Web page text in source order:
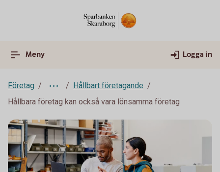
Meny Logga in
Företag
Hållbart företagande
Hållbara företag kan också vara lönsamma företag